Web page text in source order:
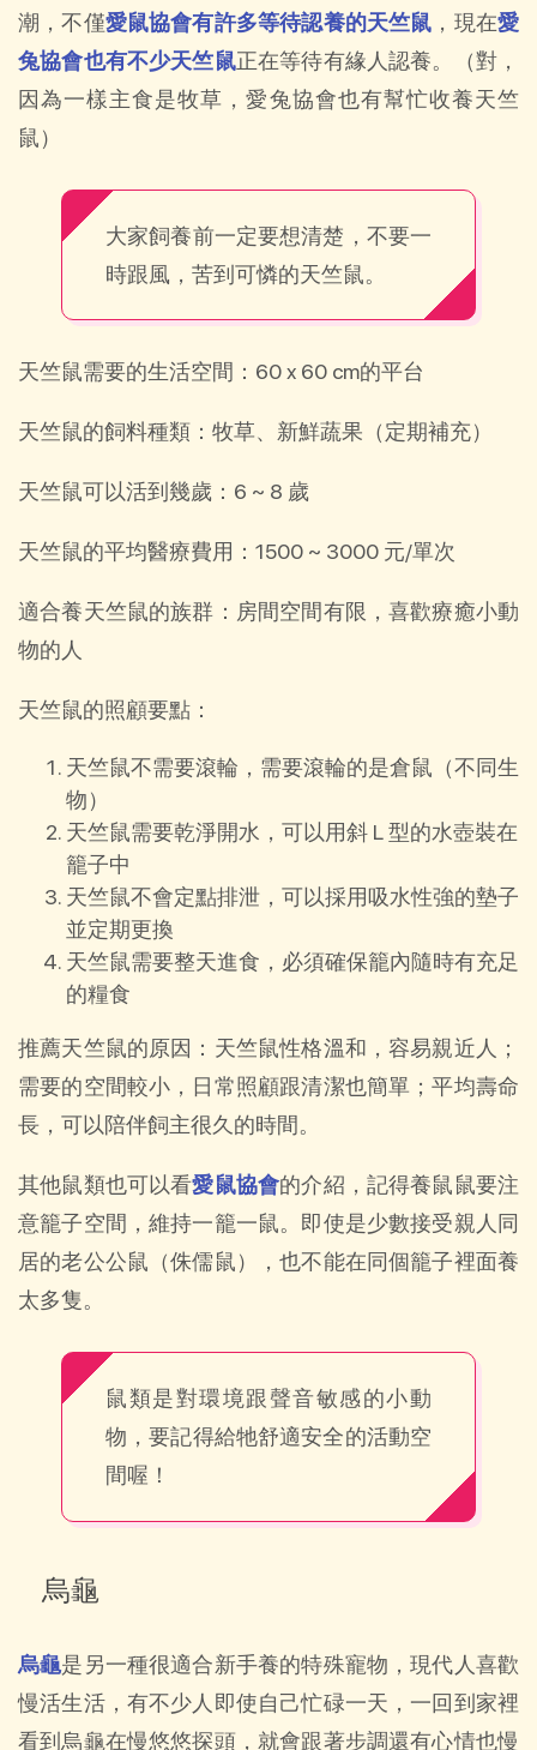
潮，不僅愛鼠協會有許多等待認養的天竺鼠 ，現在愛
兔協會也有不少天竺鼠正在等待有緣人認養。（對，
因為一樣主食是牧草，愛兔協會也有幫忙收養天竺
鼠）
大家飼養前一定要想清楚，不要一
時跟風，苦到可憐的天竺鼠。
天竺鼠需要的生活空間：60 x 60 cm的平台
天竺鼠的飼料種類：牧草、新鮮蔬果（定期補充）
天竺鼠可以活到幾歲：6 ~ 8 歲
天竺鼠的平均醫療費用：1500 ~ 3000 元/單次
適合養天竺鼠的族群：房間空間有限，喜歡療癒小動
物的人
天竺鼠的照顧要點：
天竺鼠不需要滾輪，需要滾輪的是倉鼠（不同生
物）
天竺鼠需要乾淨開水，可以用斜 L 型的水壺裝在
籠子中
天竺鼠不會定點排泄，可以採用吸水性強的墊子
並定期更換
天竺鼠需要整天進食，必須確保籠內隨時有充足
的糧食
推薦天竺鼠的原因：天竺鼠性格溫和，容易親近人；
需要的空間較小，日常照顧跟清潔也簡單；平均壽命
長，可以陪伴飼主很久的時間。
其他鼠類也可以看愛鼠協會的介紹，記得養鼠鼠要注
意籠子空間，維持一籠一鼠。即使是少數接受親人同
居的老公公鼠（侏儒鼠），也不能在同個籠子裡面養
太多隻。
鼠類是對環境跟聲音敏感的小動
物，要記得給牠舒適安全的活動空
間喔！
烏龜
烏龜是另一種很適合新手養的特殊寵物，現代人喜歡
慢活生活，有不少人即使自己忙碌一天，一回到家裡
看到烏龜在慢悠悠探頭，就會跟著步調還有心情也慢